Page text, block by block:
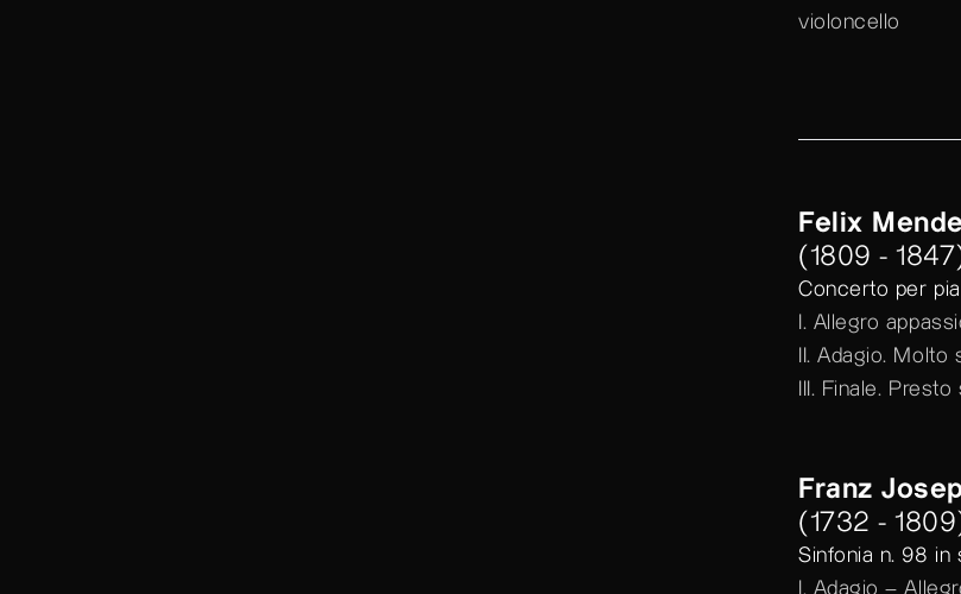
violoncello
Felix
(1809 -
Concerto per
I. Allegro
II. Adagio. Molto
III. Finale.
Franz
(1732 -
Sinfonia n. 98 in
I. Adagio –